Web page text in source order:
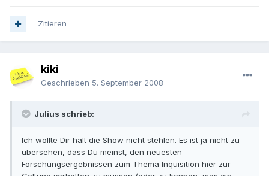
Zitieren
kiki
Geschrieben 5. September 2008
Julius schrieb:
Ich wollte Dir halt die Show nicht stehlen. Es ist ja nicht zu
übersehen, dass Du meinst, den neuesten
Forschungsergebnissen zum Thema Inquisition hier zur